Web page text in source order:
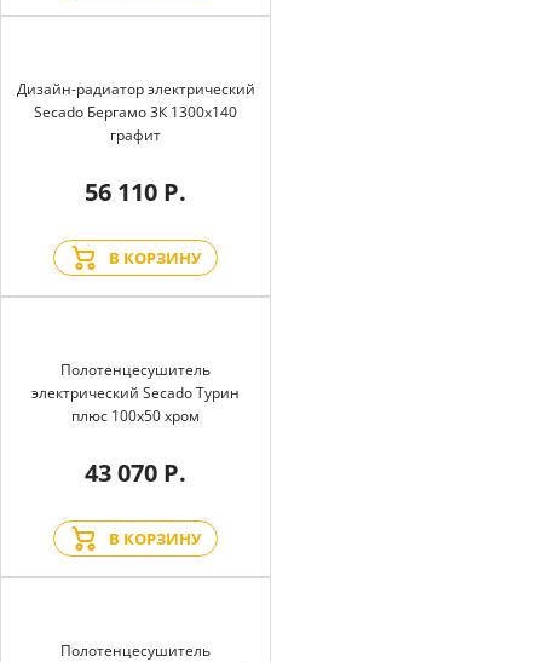
Дизайн-радиатор электрический
Secado Бергамо 3К 1300x140
графит
56 110 Р.
В КОРЗИНУ
Полотенцесушитель
электрический Secado Турин
плюс 100x50 хром
43 070 Р.
В КОРЗИНУ
Полотенцесушитель